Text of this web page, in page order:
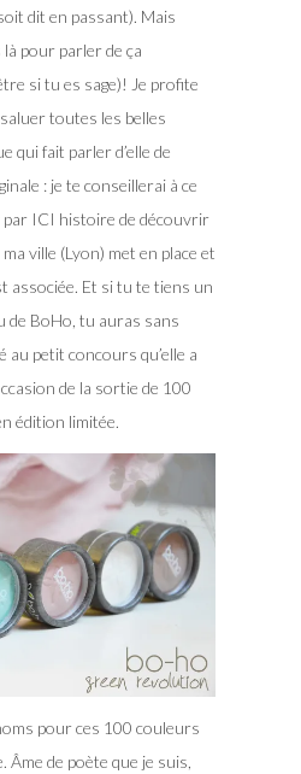
dit en passant). Mais
pour parler de ça
si tu es sage)! Je profite
toutes les belles
qui fait parler d’elle de
: je te conseillerai à ce
ICI histoire de découvrir
ville (Lyon) met en place et
associée. Et si tu te tiens un
de BoHo, tu auras sans
au petit concours qu’elle a
de la sortie de 100
édition limitée.
pour ces 100 couleurs
de poète que je suis,